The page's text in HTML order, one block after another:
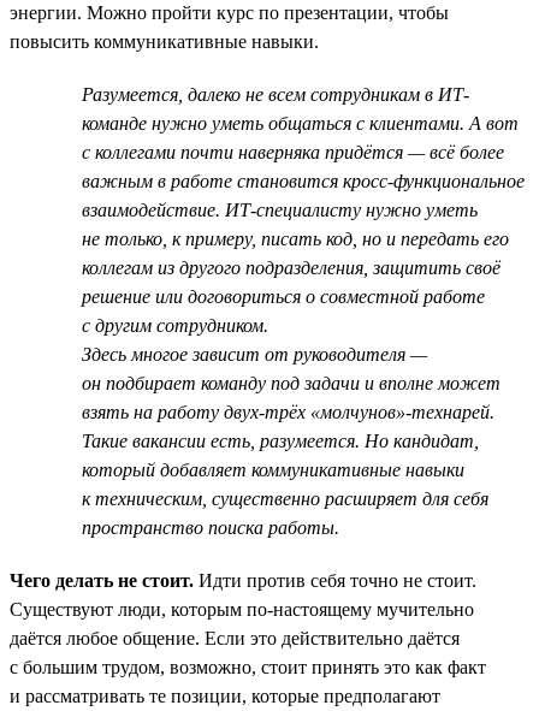
энергии. Можно пройти курс по презентации, чтобы
повысить коммуникативные навыки.
Разумеется, далеко не всем сотрудникам в ИТ-
команде нужно уметь общаться с клиентами. А вот
с коллегами почти наверняка придётся — всё более
важным в работе становится кросс-функциональное
взаимодействие. ИТ-специалисту нужно уметь
не только, к примеру, писать код, но и передать его
коллегам из другого подразделения, защитить своё
решение или договориться о совместной работе
с другим сотрудником.
Здесь многое зависит от руководителя —
он подбирает команду под задачи и вполне может
взять на работу двух-трёх «молчунов»-технарей.
Такие вакансии есть, разумеется. Но кандидат,
который добавляет коммуникативные навыки
к техническим, существенно расширяет для себя
пространство поиска работы.
Чего делать не стоит. Идти против себя точно не стоит.
Существуют люди, которым по-настоящему мучительно
даётся любое общение. Если это действительно даётся
с большим трудом, возможно, стоит принять это как факт
и рассматривать те позиции, которые предполагают